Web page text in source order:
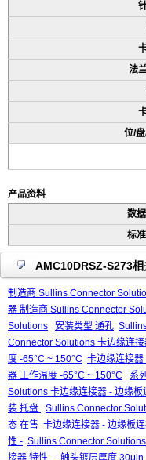
法
位/
产品资料
数
标
AMC10DRSZ-S273相
制造商 Sullins Connector
器 制造商 Sullins Connector
Solutions
安装类型 通孔
Connector Solutions 卡边缘连
度 -65°C ~ 150°C 卡边缘连接器
器 工作温度 -65°C ~ 150°C
系
Solutions 卡边缘连接器 - 边缘板
装 托盘
Sullins Connector
态 在售 卡边缘连接器 - 边缘板
性 - Sullins Connector
接器 特性 -
触头镀层厚度 30μin